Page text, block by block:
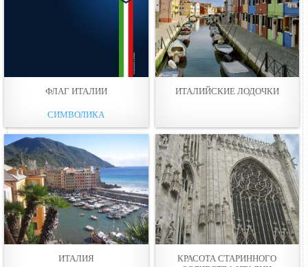
ФЛАГ ИТАЛИИ
СИМВОЛИКА
ИТАЛИЙСКИЕ ЛОДОЧКИ
ИТАЛИЯ
КРАСОТА СТАРИННОГО